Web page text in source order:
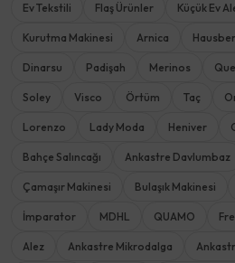
Ev Tekstili Flaş Ürünler Küçük Ev
Kurutma Makinesi Arnica
Dinarsu Padişah Merinos
Soley Visco Örtüm Taç
Lorenzo Lady Moda Heniver
Bahçe Salıncağı Ankastre Davlumbaz
Çamaşır Makinesi Bulaşık Makinesi
İmparator MDHL QUAMO
Alez Ankastre Mikrodalga